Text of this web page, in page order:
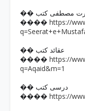
مصطفی کتب
���� https://
�� عقائد کتب
���� https://
q=Aqaid&m=1
�� درسی کتب
���� https://